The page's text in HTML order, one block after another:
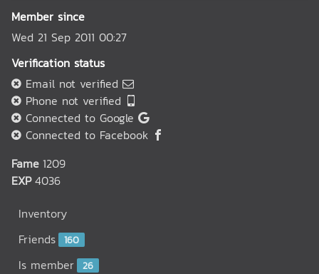
Member since
Wed 21 Sep 2011 00:27
Verification status
Email not verified
Phone not verified
Connected to Google
Connected to Facebook
Fame 1209
EXP 4036
Inventory
Friends 160
Is member 26